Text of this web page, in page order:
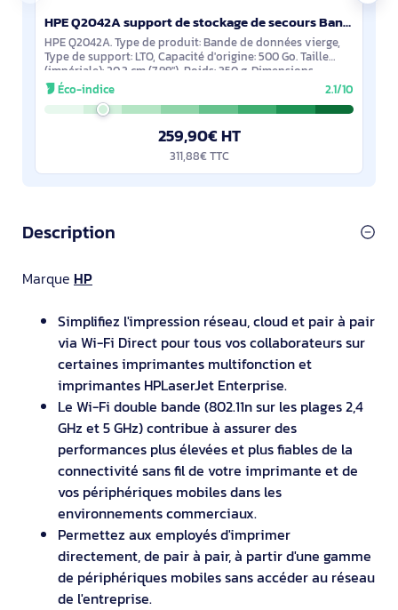
HPE Q2042A support de stockage de secours Bande de données vierge 500 Go LTO
HPE Q2042A. Type de produit: Bande de données vierge,
Type de support: LTO, Capacité d'origine: 500 Go. Taille
(impériale): 20,3 cm (7.99"), Poids: 350 g. Dimensions
(LxPxH): 20,29 x 13,51 x 8,51 mm,
Éco-indice 2.1/10
259,90€ HT
311,88€ TTC
Description
Marque HP
Simplifiez l'impression réseau, cloud et pair à pair
via Wi-Fi Direct pour tous vos collaborateurs sur
certaines imprimantes multifonction et
imprimantes HPLaserJet Enterprise.
Le Wi-Fi double bande (802.11n sur les plages 2,4
GHz et 5 GHz) contribue à assurer des
performances plus élevées et plus fiables de la
connectivité sans fil de votre imprimante et de
vos périphériques mobiles dans les
environnements commerciaux.
Permettez aux employés d'imprimer
directement, de pair à pair, à partir d'une gamme
de périphériques mobiles sans accéder au réseau
de l'entreprise.